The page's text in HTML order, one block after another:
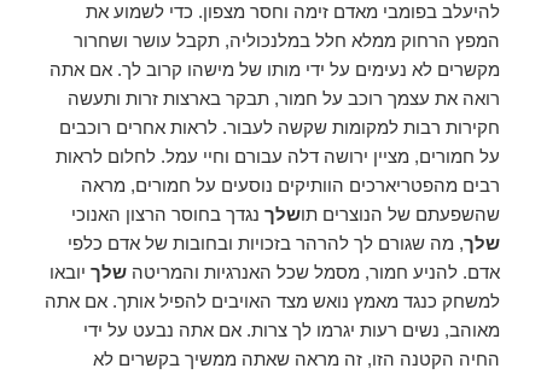
להיעלב בפומבי מאדם זימה וחסר מצפון. כדי לשמוע את
המפץ הרחוק ממלא חלל במלנכוליה, תקבל עושר ושחרור
מקשרים לא נעימים על ידי מותו של מישהו קרוב לך. אם אתה
רואה את עצמך רוכב על חמור, תבקר בארצות זרות ותעשה
חקירות רבות למקומות שקשה לעבור. לראות אחרים רוכבים
על חמורים, מציין ירושה דלה עבורם וחיי עמל. לחלום לראות
רבים מהפטריארכים הוותיקים נוסעים על חמורים, מראה
שהשפעתם של הנוצרים תושלך נגדך בחוסר הרצון האנוכי
שלך, מה שגורם לך להרהר בזכויות ובחובות של אדם כלפי
אדם. להניע חמור, מסמל שכל האנרגיות והמריטהשלך יובאו
למשחק כנגד מאמץ נואש מצד האויבים להפיל אותך. אם אתה
מאוהב, נשים רעות יגרמו לך צרות. אם אתה נבעט על ידי
החיה הקטנה הזו, זה מראה שאתה ממשיך בקשרים לא